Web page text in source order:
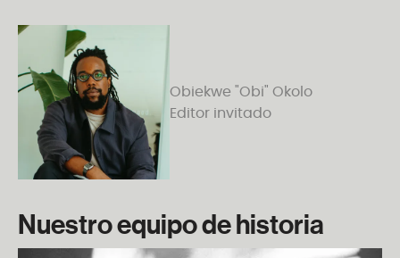
Obiekwe "Obi" Okolo
Editor invitado
Nuestro equipo de historia